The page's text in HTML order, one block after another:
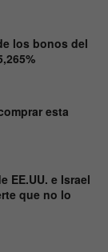
los bonos del
esta
EE.UU. e Israel
que no lo